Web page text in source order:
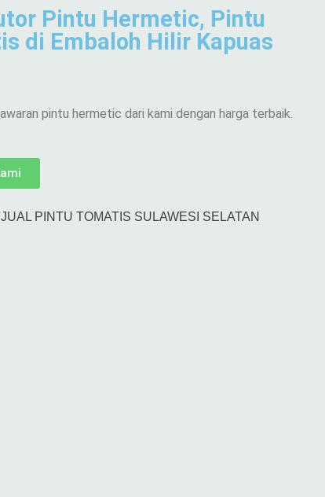
Pintu Hermetic, Pintu
di Embaloh Hilir Kapuas
pintu hermetic dari kami dengan harga terbaik.